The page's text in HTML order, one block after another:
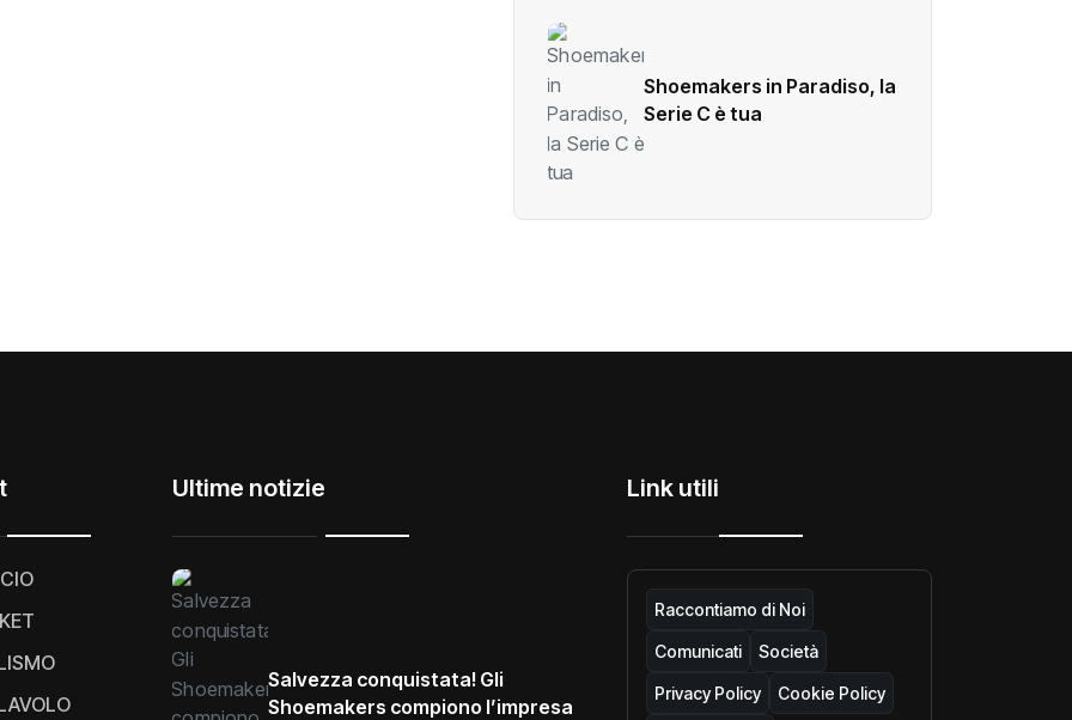
Shoemakers in Paradiso, la
Serie C è tua
Ultime notizie
Salvezza conquistata! Gli
Shoemakers compiono l’impresa
Link utili
Raccontiamo di Noi
Comunicati Società
Privacy Policy Cookie Policy